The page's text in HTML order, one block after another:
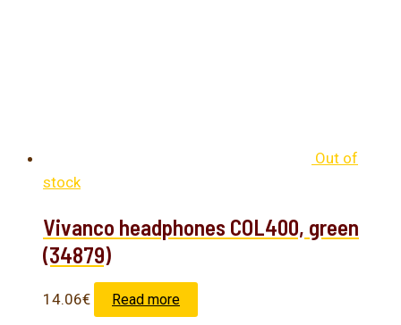
Out of
stock
Vivanco headphones COL400, green
(34879)
14.06€ Read more